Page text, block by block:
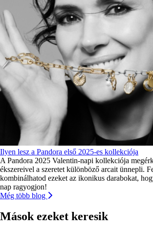
Ilyen lesz a Pandora első 2025-es kollekciója
A Pandora 2025 Valentin-napi kollekciója
ékszereivel a szeretet különböző arcait ünnepli.
kombinálhatod ezeket az ikonikus darabokat,
nap ragyogjon!
Még több blog
Mások ezeket keresik